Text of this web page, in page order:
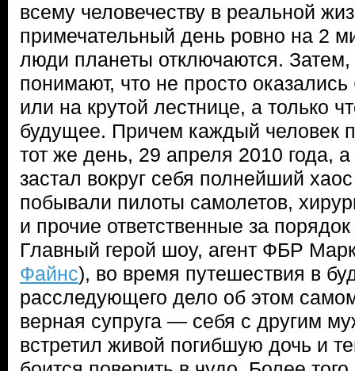
всему человечеству в реальной
примечательный день ровно на 2
люди планеты отключаются.
понимают, что не просто
или на крутой лестнице, а только
будущее. Причем каждый человек
тот же день, 29 апреля 2010 года,
застал вокруг себя полнейший
побывали пилоты самолетов,
и прочие ответственные за
Главный герой шоу, агент ФБР
Файнс), во время путешествия в
расследующего дело об этом
верная супруга — себя с другим
встретил живой погибшую дочь и